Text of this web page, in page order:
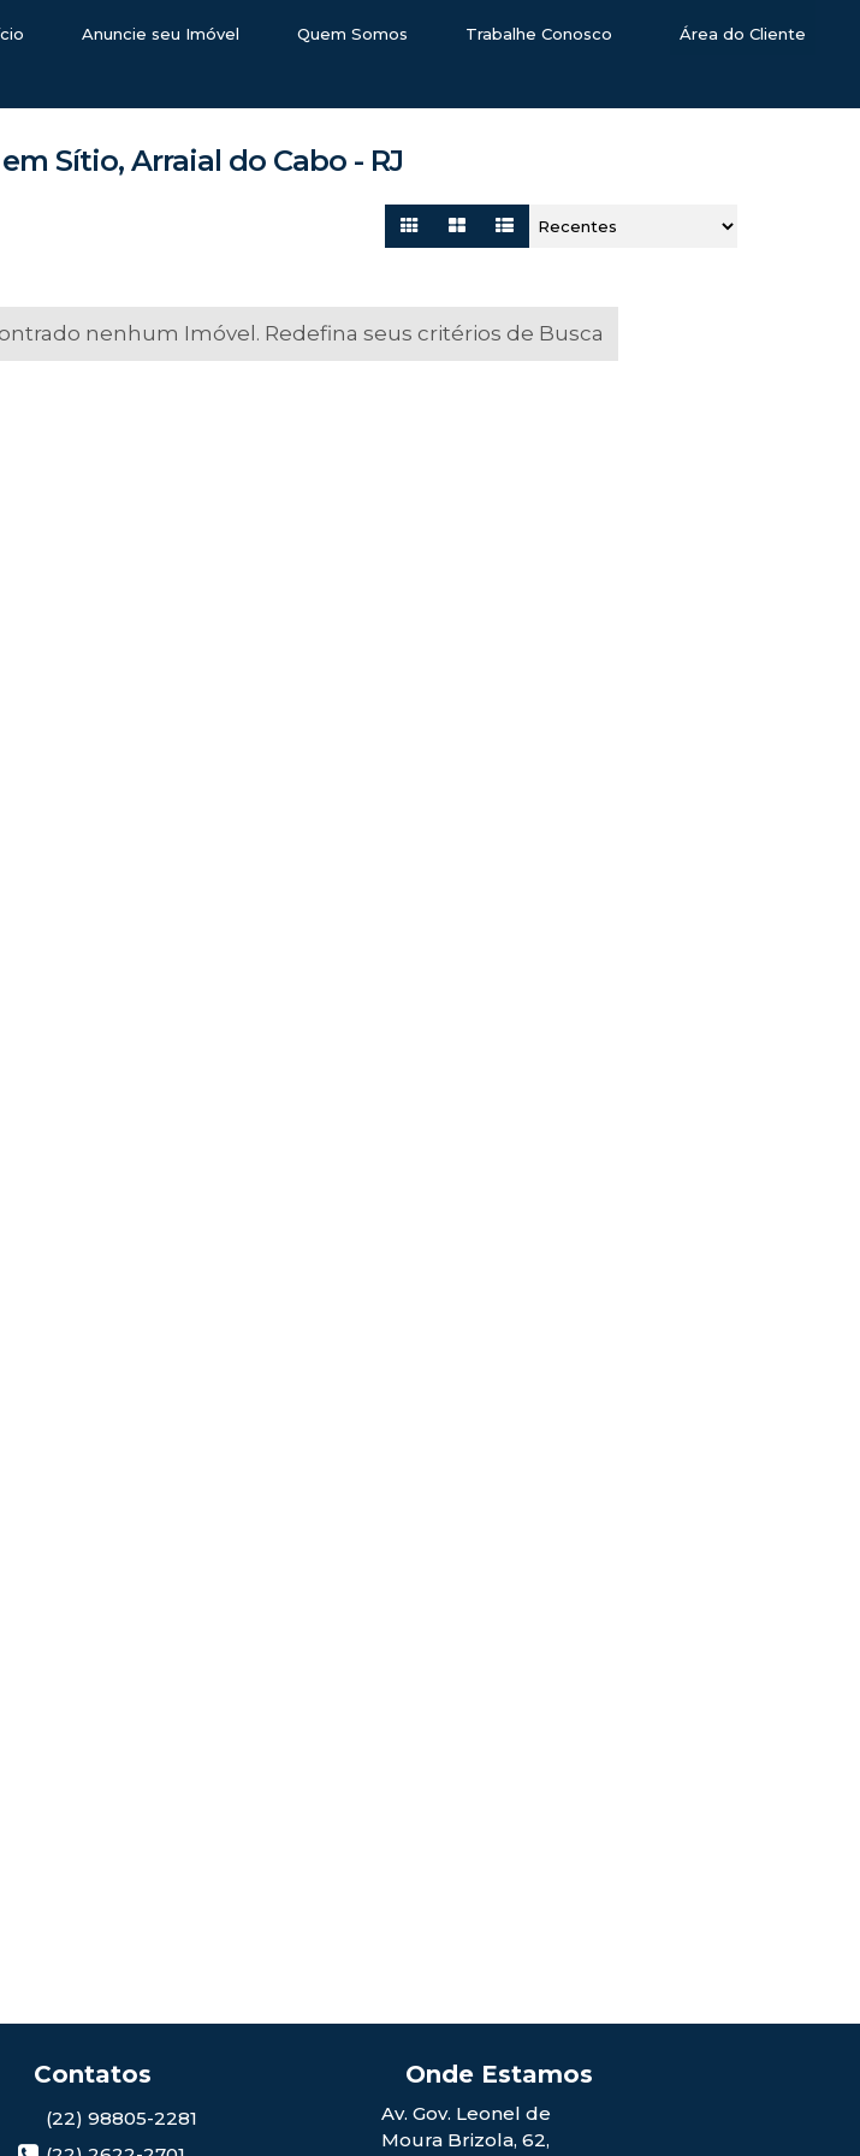
Anuncie seu Imóvel Quem Somos Trabalhe Conosco Área do Cliente
Sítio, Arraial do Cabo - RJ
nenhum Imóvel. Redefina seus critérios de Busca
(22) 98805-2281
Av. Gov. Leonel de
Moura Brizola, 62,